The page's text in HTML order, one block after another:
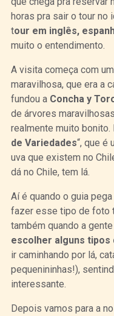
horas pra sair o tour no
tour em inglês,
muito o entendimento.
A visita começa com
maravilhosa, que era a
fundou a Concha y
de árvores
realmente muito
de Variedades“, que é
uva que existem no
dá no Chile, tem lá.
Aí é quando o guia pega
fazer esse tipo de foto
também quando a gente
escolher alguns tipos
ir caminhando por lá,
pequenininhas!),
interessante.
Depois vamos para a